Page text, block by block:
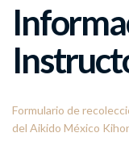
Formulario de
del Aikido México